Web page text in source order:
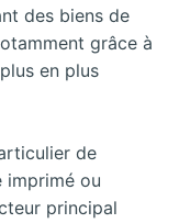
des biens de
grâce à
en plus
de
imprimé ou
principal